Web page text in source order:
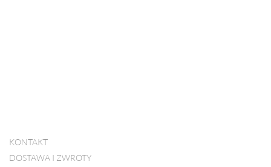
KONTAKT
DOSTAWA I ZWROTY